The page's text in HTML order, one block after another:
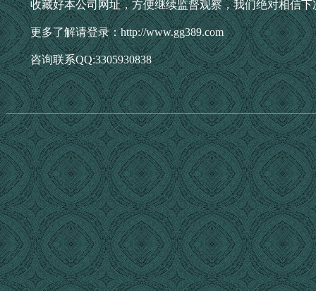
收藏好本公司网址，方便继续监督观察，我们绝对相信
更多了解请登录：http://www.gg389.com
咨询联系QQ:3305930838